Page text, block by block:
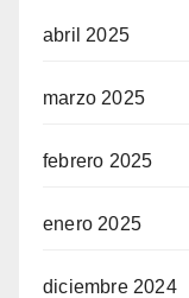
abril 2025
marzo 2025
febrero 2025
enero 2025
diciembre 2024